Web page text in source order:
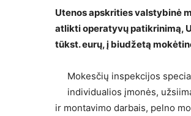
Utenos apskrities valstybinė
atlikti operatyvų patikrinimą,
tūkst. eurų, į biudžetą
Mokesčių inspekcijos
individualios įmonės,
ir montavimo darbais, pelno